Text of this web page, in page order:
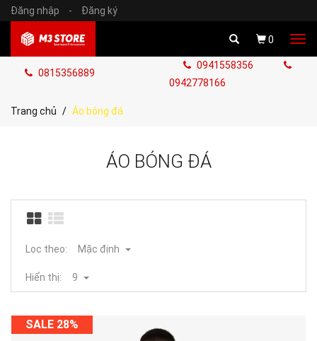
Đăng nhập - Đăng ký
0
0815356889
0941558356
0942778166
Trang chủ Áo bóng đá
ÁO BÓNG ĐÁ
Lọc theo: Mặc định
Hiển thị: 9
SALE 28%